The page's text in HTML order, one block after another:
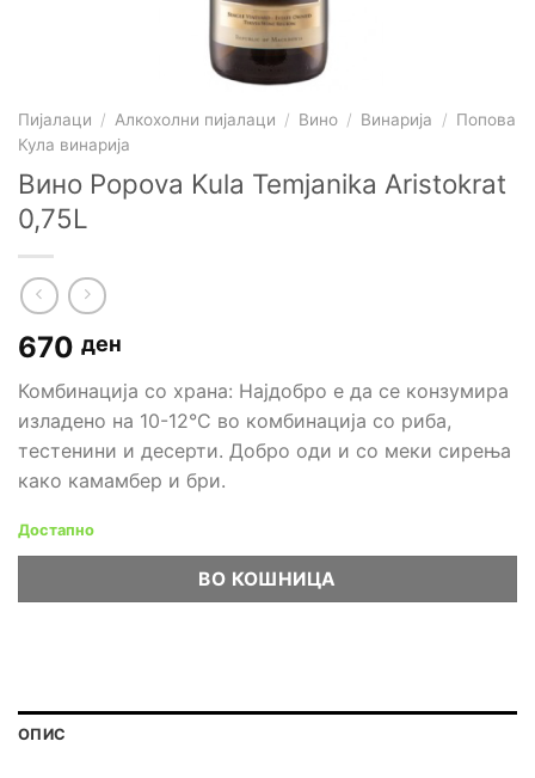
Пијалаци / Алкохолни пијалаци / Вино / Винарија / Попова
Кула винарија
Вино Popova Kula Temjanika Aristokrat
0,75L
670 ден
Комбинација со храна: Најдобро е да се конзумира
изладено на 10-12°C во комбинација со риба,
тестенини и десерти. Добро оди и со меки сирења
како камамбер и бри.
Достапно
ВО КОШНИЦА
ОПИС